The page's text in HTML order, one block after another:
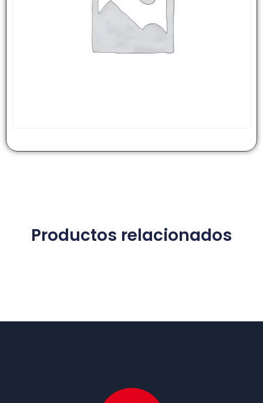
Productos relacionados